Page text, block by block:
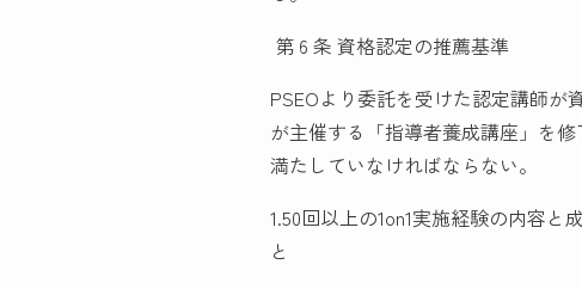
第 6 条 資格認定の推薦基準
PSEOより委託を受けた認定講師が
が主催する「指導者養成講座」を
満たしていなければならない。
1.50回以上の1on1実施経験の内容
と